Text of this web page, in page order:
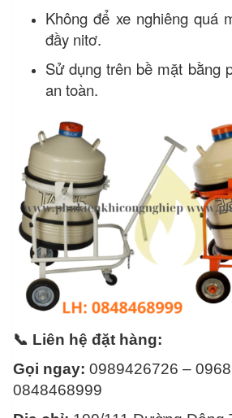
Không để xe nghiêng quá
đầy nitơ.
Sử dụng trên bề mặt bằng
an toàn.
📞 Liên hệ đặt hàng:
Gọi ngay: 0989426726 –
0848468999